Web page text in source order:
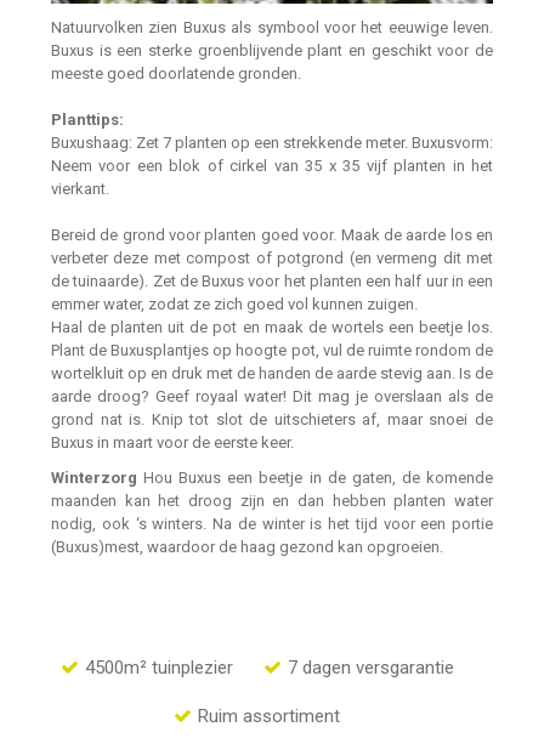
Natuurvolken zien Buxus als symbool voor het eeuwige leven.
Buxus is een sterke groenblijvende plant en geschikt voor de
meeste goed doorlatende gronden.
Planttips:
Buxushaag: Zet 7 planten op een strekkende meter. Buxusvorm:
Neem voor een blok of cirkel van 35 x 35 vijf planten in het
vierkant.
Bereid de grond voor planten goed voor. Maak de aarde los en
verbeter deze met compost of potgrond (en vermeng dit met
de tuinaarde). Zet de Buxus voor het planten een half uur in een
emmer water, zodat ze zich goed vol kunnen zuigen.
Haal de planten uit de pot en maak de wortels een beetje los.
Plant de Buxusplantjes op hoogte pot, vul de ruimte rondom de
wortelkluit op en druk met de handen de aarde stevig aan. Is de
aarde droog? Geef royaal water! Dit mag je overslaan als de
grond nat is. Knip tot slot de uitschieters af, maar snoei de
Buxus in maart voor de eerste keer.
WinterzorgHou Buxus een beetje in de gaten, de komende
maanden kan het droog zijn en dan hebben planten water
nodig, ook ‘s winters. Na de winter is het tijd voor een portie
(Buxus)mest, waardoor de haag gezond kan opgroeien.
4500m² tuinplezier 7 dagen versgarantie
Ruim assortiment